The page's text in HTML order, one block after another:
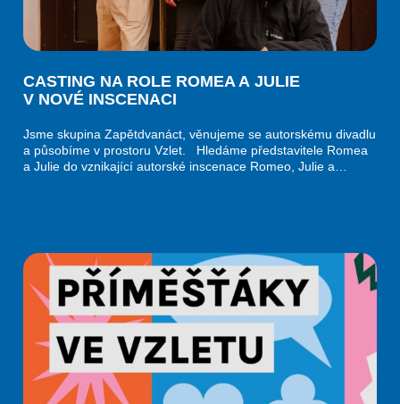
CASTING NA ROLE ROMEA A JULIE
V NOVÉ INSCENACI
Jsme skupina Zapětdvanáct, věnujeme se autorskému divadlu
a působíme v prostoru Vzlet. Hledáme představitele Romea
a Julie do vznikající autorské inscenace Romeo, Julie a…